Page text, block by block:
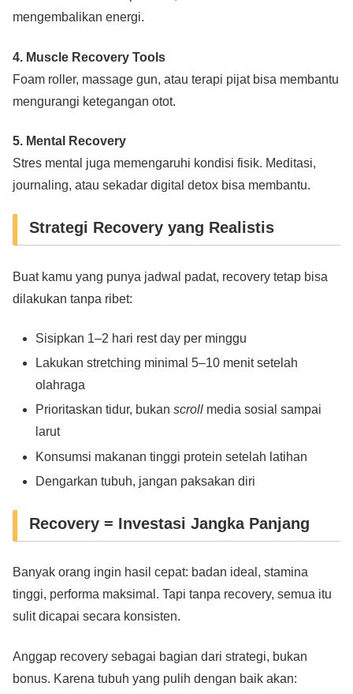
mengembalikan energi.
4. Muscle Recovery Tools
Foam roller, massage gun, atau terapi pijat bisa membantu
mengurangi ketegangan otot.
5. Mental Recovery
Stres mental juga memengaruhi kondisi fisik. Meditasi,
journaling, atau sekadar digital detox bisa membantu.
Strategi Recovery yang Realistis
Buat kamu yang punya jadwal padat, recovery tetap bisa
dilakukan tanpa ribet:
Sisipkan 1–2 hari rest day per minggu
Lakukan stretching minimal 5–10 menit setelah
olahraga
Prioritaskan tidur, bukanscroll media sosial sampai
larut
Konsumsi makanan tinggi protein setelah latihan
Dengarkan tubuh, jangan paksakan diri
Recovery = Investasi Jangka Panjang
Banyak orang ingin hasil cepat: badan ideal, stamina
tinggi, performa maksimal. Tapi tanpa recovery, semua itu
sulit dicapai secara konsisten.
Anggap recovery sebagai bagian dari strategi, bukan
bonus. Karena tubuh yang pulih dengan baik akan: